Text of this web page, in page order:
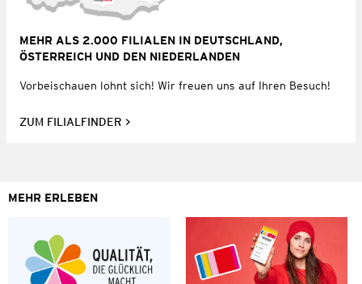
MEHR ALS 2.000 FILIALEN IN DEUTSCHLAND,
ÖSTERREICH UND DEN NIEDERLANDEN
Vorbeischauen lohnt sich! Wir freuen uns auf Ihren Besuch!
ZUM FILIALFINDER
MEHR ERLEBEN